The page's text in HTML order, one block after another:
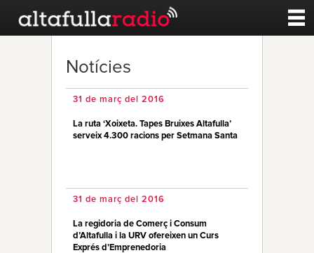
Esports
Notícies
31 de març del 2016
La ruta ‘Xoixeta. Tapes Bruixes Altafulla’
serveix 4.300 racions per Setmana Santa
31 de març del 2016
La regidoria de Comerç i Consum
d’Altafulla i la URV ofereixen un Curs
Exprés d’Emprenedoria